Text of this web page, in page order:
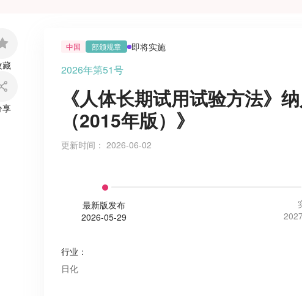
藏
享
中国 部颁规章 即将实施
2026年第51号
《人体长期试用试验方法》
（2015年版）》
更新时间： 2026-06-02
最新版发布
2026-05-29
行业 ：
日化